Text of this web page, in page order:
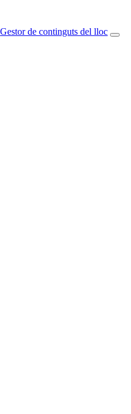
Gestor de continguts del lloc